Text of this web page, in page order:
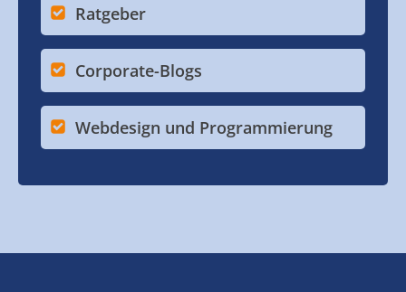
Ratgeber
Corporate-Blogs
Webdesign und Programmierung